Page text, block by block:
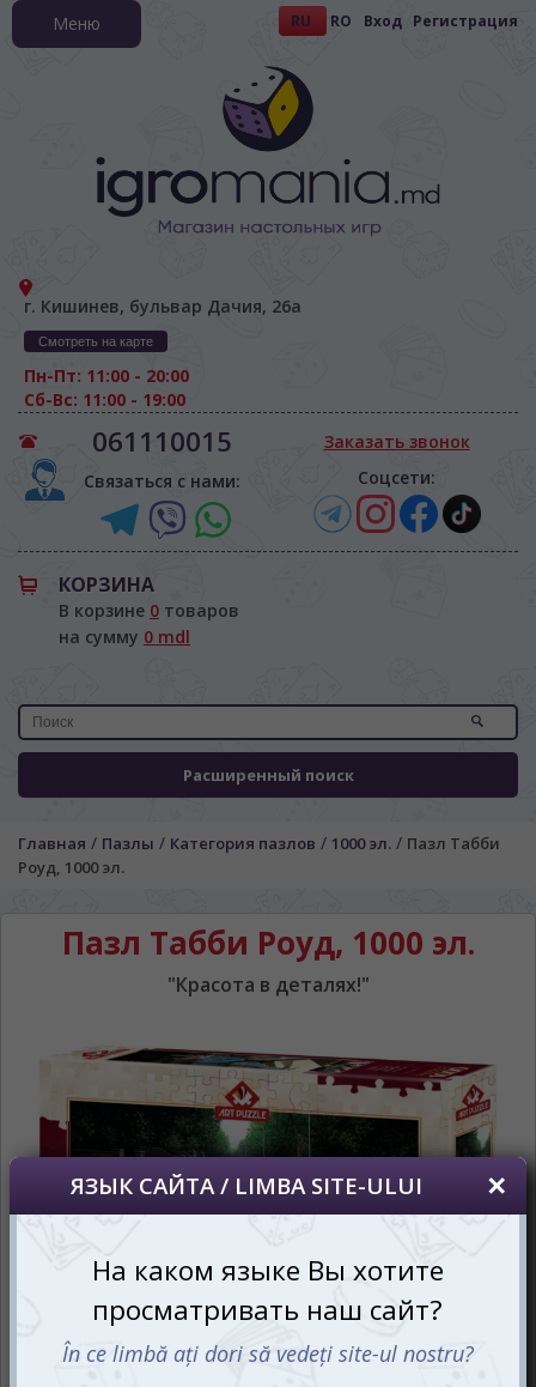
RU RO Вход Регистрация
г. Кишинев, бульвар Дачия, 26а
Смотреть на карте
Пн-Пт: 11:00 - 20:00
Сб-Вс: 11:00 - 19:00
061110015
Связаться с нами:
Заказать звонок
Соцсети:
КОРЗИНА
В корзине 0 товаров
на сумму 0 mdl
Расширенный поиск
Меню
Главная / Пазлы / Категория пазлов / 1000 эл. / Пазл Табби
Роуд, 1000 эл.
Пазл Табби Роуд, 1000 эл.
"Красота в деталях!"
ЯЗЫК САЙТА / LIMBA SITE-ULUI
На каком языке Вы хотите
просматривать наш сайт?
Беспокоим Вас только один раз, далее
Vă vom deranja doar o singură dată, apoi vă
Если вы хотите переключить язык
сайта, то это можно всегда сделать в
правом верхнем углу страницы.
Dacă doriți să schimbați limba site-ului, puteți
oricând să faceți asta în colțul din dreapta sus
RO RU